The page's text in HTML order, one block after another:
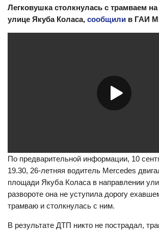
Легковушка столкнулась с трамваем
улице Якуба Коласа, сообщили в ГАИ
По предварительной информации, 10
19.30, 26-летняя водитель Mercedes
площади Якуба Коласа в направлении
развороте она не уступила дорогу
трамваю и столкнулась с ним.
В результате ДТП никто не пострадал,